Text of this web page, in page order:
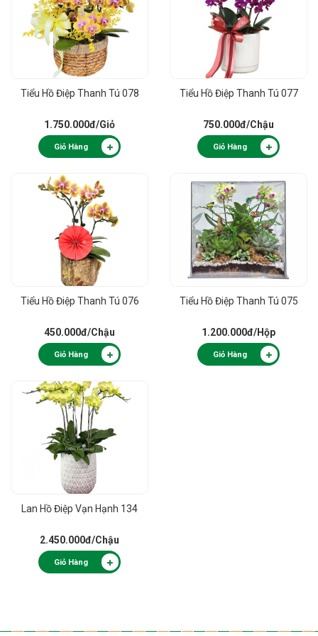
Tiểu Hồ Điệp Thanh Tú 078
1.750.000đ/Giỏ
Giỏ Hàng
Tiểu Hồ Điệp Thanh Tú 077
750.000đ/Chậu
Giỏ Hàng
Tiểu Hồ Điệp Thanh Tú 076
450.000đ/Chậu
Giỏ Hàng
Tiểu Hồ Điệp Thanh Tú 075
1.200.000đ/Hộp
Giỏ Hàng
Lan Hồ Điệp Vạn Hạnh 134
2.450.000đ/Chậu
Giỏ Hàng